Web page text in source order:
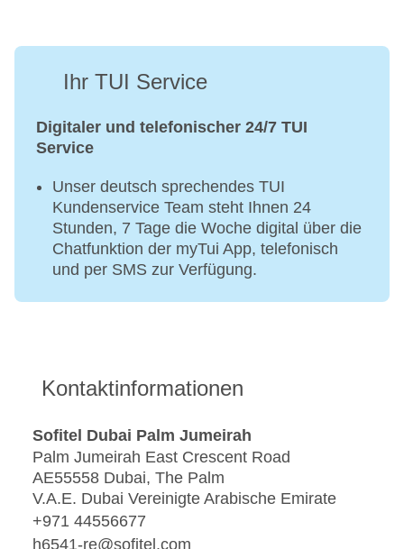
Ihr TUI Service
Digitaler und telefonischer 24/7 TUI
Service
Unser deutsch sprechendes TUI
Kundenservice Team steht Ihnen 24
Stunden, 7 Tage die Woche digital über die
Chatfunktion der myTui App, telefonisch
und per SMS zur Verfügung.
Kontaktinformationen
Sofitel Dubai Palm Jumeirah
Palm Jumeirah East Crescent Road
AE55558 Dubai, The Palm
V.A.E. Dubai Vereinigte Arabische Emirate
+971 44556677
h6541-re@sofitel.com